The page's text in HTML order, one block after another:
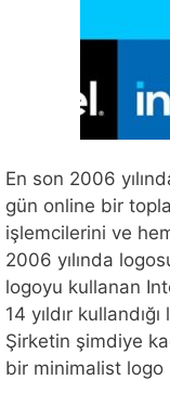
En son 2006
gün online bir
işlemcilerini ve
2006 yılında
logoyu kullanan
14 yıldır
Şirketin şimdiye
bir minimalist logo